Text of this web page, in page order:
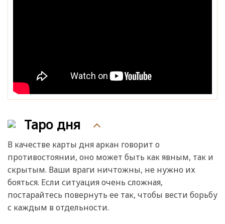
Таро дня
В качестве карты дня аркан говорит о
противостоянии, оно может быть как явным, так и
скрытым. Ваши враги ничтожны, не нужно их
бояться. Если ситуация очень сложная,
постарайтесь повернуть ее так, чтобы вести борьбу
с каждым в отдельности.